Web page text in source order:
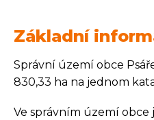
Základní
Správní území obce
830,33 ha na jednom
Ve správním území obce